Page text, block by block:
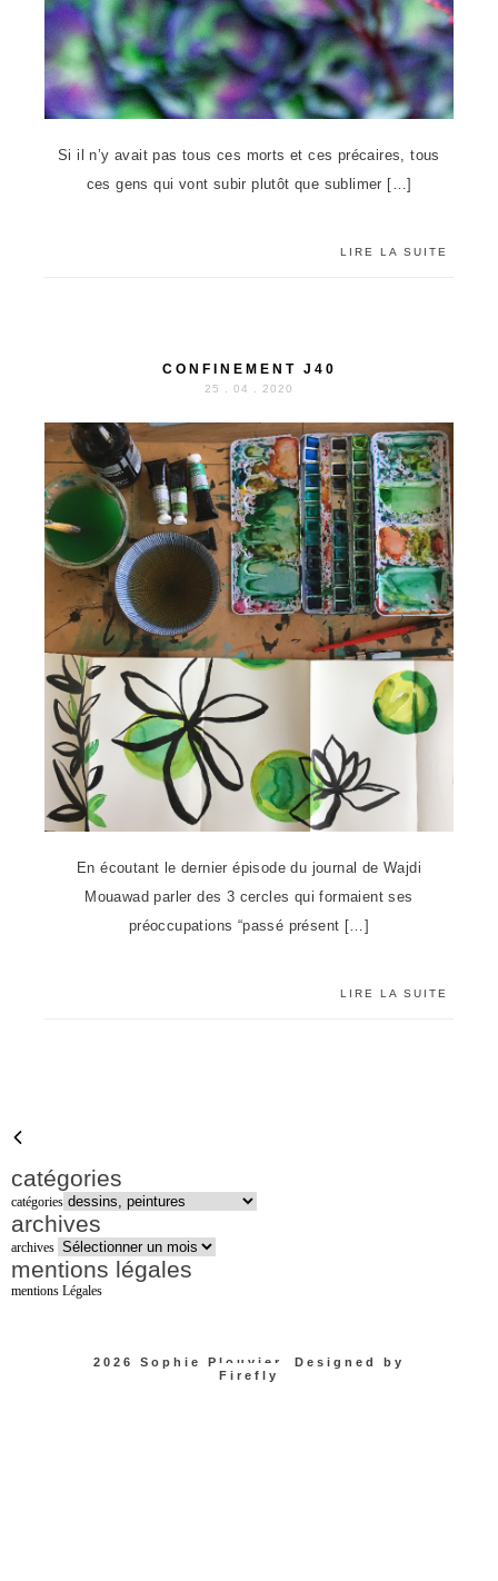
Si il n’y avait pas tous ces morts et ces précaires, tous
ces gens qui vont subir plutôt que sublimer […]
LIRE LA SUITE
CONFINEMENT J40
25 . 04 . 2020
En écoutant le dernier épisode du journal de Wajdi
Mouawad parler des 3 cercles qui formaient ses
préoccupations “passé présent […]
LIRE LA SUITE
catégories
catégories
archives
archives
mentions légales
mentions Légales
2026 Sophie Plouvier . Designed by
Firefly